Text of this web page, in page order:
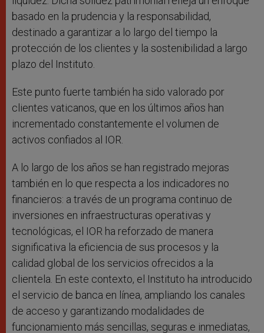
basado en la prudencia y la responsabilidad,
destinado a garantizar a lo largo del tiempo la
protección de los clientes y la sostenibilidad a largo
plazo del Instituto.
Este punto fuerte también ha sido valorado por
clientes vaticanos, que en los últimos años han
incrementado constantemente el volumen de
activos confiados al IOR.
A lo largo de los años se han registrado mejoras
también en lo que respecta a los indicadores no
financieros: a través de un programa continuo de
inversiones en infraestructuras operativas y
tecnológicas, el IOR ha reforzado de manera
significativa la eficiencia de sus procesos y la
calidad global de los servicios ofrecidos a la
clientela. En este contexto, el Instituto ha introducido
el servicio de banca en línea, ampliando los canales
de acceso y garantizando modalidades de
funcionamiento más sencillas, seguras e inmediatas,